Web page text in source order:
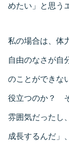
めたい」と思う
私の場合は、体
自由のなさが自
のことができな
役立つのか？
雰囲気だったし
成長するんだ」